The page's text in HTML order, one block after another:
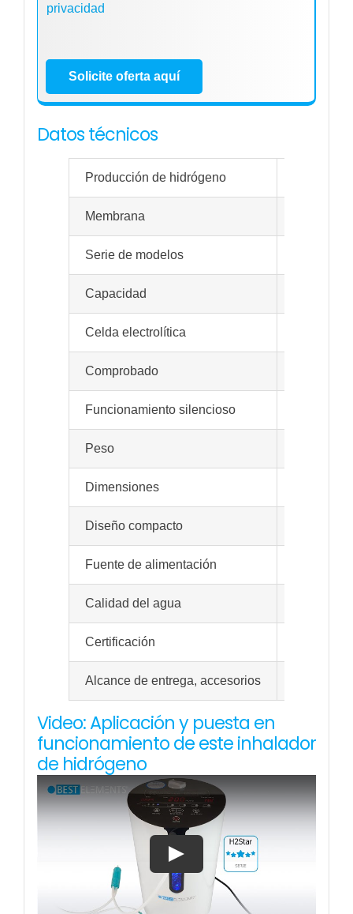
privacidad
Solicite oferta aquí
Datos técnicos
Producción de hidrógeno
Membrana
Serie de modelos
Capacidad
Celda electrolítica
Comprobado
Funcionamiento silencioso
Peso
Dimensiones
Diseño compacto
Fuente de alimentación
Calidad del agua
Certificación
Alcance de entrega, accesorios
Video: Aplicación y puesta en
funcionamiento de este inhalador
de hidrógeno